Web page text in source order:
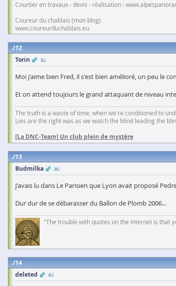
Courtier en travaux - devis - réalisation :
Coureur du chablais (mon blog)
www.coureurduchablais.eu
12
Torin
Moi j'aime bien Fred, il s'est bien amélioré, un peu le
Et on attend toujours le grand attaquant de niveau
The truth is a waste of time, when we're conditioned to
Lies are the right was as we watch the blind leading the
[La DNC-Team] Un club plein de mystère
13
Budmilka
J'avais lu dans Le Parisien que Lyon avait proposé
Dur dur de se débarasser du Ballon de Plomb 2006...
"The trouble with quotes on the Internet is that
14
deleted